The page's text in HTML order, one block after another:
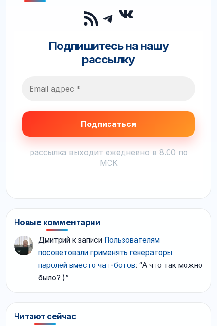
RSS-лента
Telegram
ВКонтакте
Подпишитесь на нашу
рассылку
рассылка выходит ежедневно в 8.00 по
МСК
Новые комментарии
Дмитрий к записи Пользователям
посоветовали применять генераторы
паролей вместо чат-ботов: “А что так можно
было? )”
Читают сейчас